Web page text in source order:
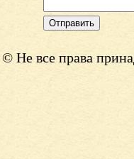
© Не все права